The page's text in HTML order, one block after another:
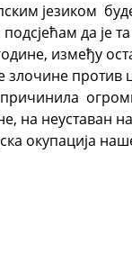
језиком
да је
између
злочине против
причинила
на неуставан
окупација